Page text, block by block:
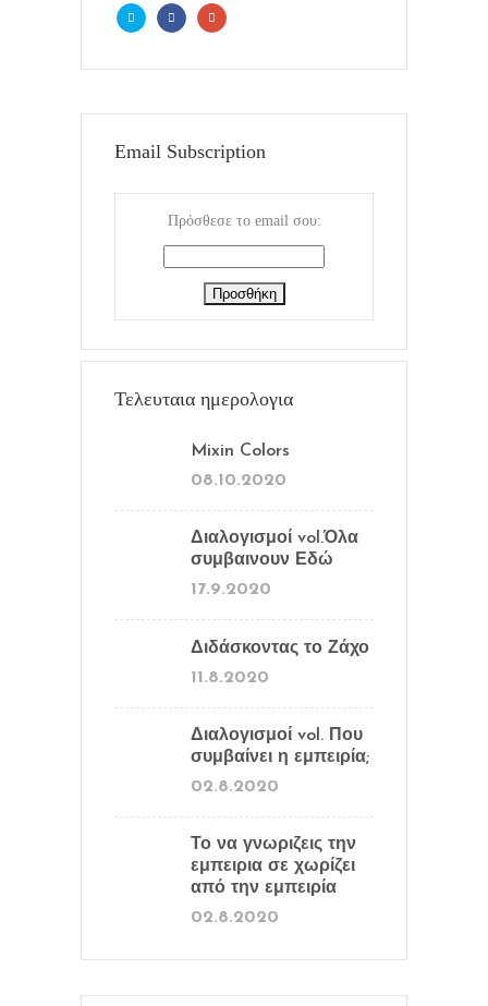
Email Subscription
Πρόσθεσε το email σου:
Τελευταια ημερολογια
Mixin Colors
08.10.2020
Διαλογισμοί vol.Όλα
συμβαινουν Εδώ
17.9.2020
Διδάσκοντας το Ζάχο
11.8.2020
Διαλογισμοί vol. Που
συμβαίνει η εμπειρία;
02.8.2020
Το να γνωριζεις την
εμπειρια σε χωρίζει
από την εμπειρία
02.8.2020